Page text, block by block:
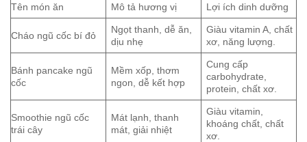
Tên món ăn Mô tả hương vị Lợi ích dinh dưỡng
Cháo ngũ cốc bí đỏ
Ngọt thanh, dễ ăn,
dịu nhẹ
Giàu vitamin A, chất
xơ, năng lượng.
Bánh pancake ngũ
cốc
Mềm xốp, thơm
ngon, dễ kết hợp
Cung cấp
carbohydrate,
protein, chất xơ.
Smoothie ngũ cốc
trái cây
Mát lạnh, thanh
mát, giải nhiệt
Giàu vitamin,
khoáng chất, chất
xơ.